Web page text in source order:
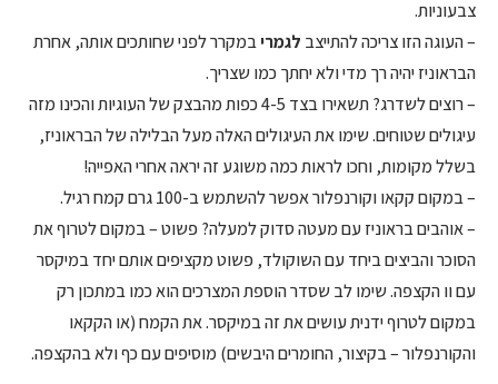
צבעוניות.
– העוגה הזו צריכה להתייצב לגמריבמקרר לפני שחותכים אותה, אחרת
הבראוניז יהיה רך מדי ולא יחתך כמו שצריך.
– רוצים לשדרג? תשאירו בצד 4-5 כפות מהבצק של העוגיות והכינו מזה
עיגולים שטוחים. שימו את העיגולים האלה מעל הבלילה של הבראוניז,
בשלל מקומות, וחכו לראות כמה משוגע זה יראה אחרי האפייה!
– במקום קקאו וקורנפלור אפשר להשתמש ב-100 גרם קמח רגיל.
– אוהבים בראוניז עם מעטה סדוק למעלה? פשוט – במקום לטרוף את
הסוכר והביצים ביחד עם השוקולד, פשוט מקציפים אותם יחד במיקסר
עם וו הקצפה. שימו לב שסדר הוספת המצרכים הוא כמו במתכון רק
במקום לטרוף ידנית עושים את זה במיקסר. את הקמח (או הקקאו
והקורנפלור – בקיצור, החומרים היבשים) מוסיפים עם כף ולא בהקצפה.